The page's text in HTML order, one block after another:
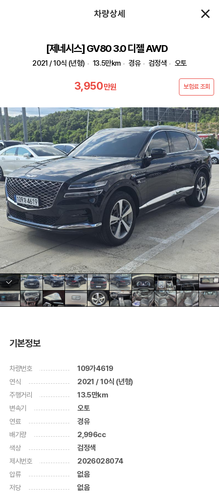
차량상세
[제네시스] GV80 3.0 디젤 AWD
2021 / 10식 (년형) 13.5만km 경유 검정색 오토
3,950만원 보험료 조회
기본정보
차량번호 109가4619
연식 2021 / 10식 (년형)
주행거리 13.5만km
변속기 오토
연료 경유
배기량 2,996cc
색상 검정색
제시번호 2026028074
압류 없음
저당 없음